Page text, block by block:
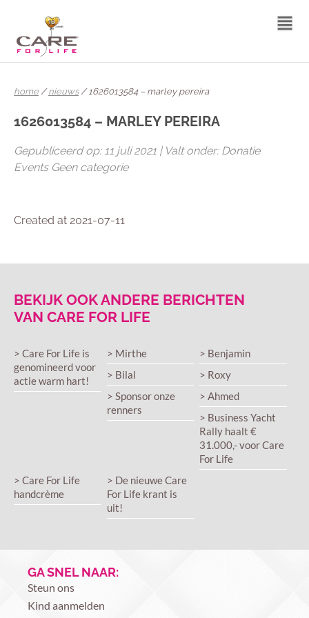
home /nieuws/ 1626013584 – marley pereira
1626013584 – MARLEY PEREIRA
Gepubliceerd op: 11 juli 2021 | Valt onder: Donatie
Events Geen categorie
Created at 2021-07-11
BEKIJK OOK ANDERE BERICHTEN
VAN CARE FOR LIFE
> Care For Life is
genomineerd voor
actie warm hart!
> Mirthe
> Benjamin
> Bilal
> Roxy
> Sponsor onze
renners
> Ahmed
> Business Yacht
Rally haalt €
31.000,- voor Care
For Life
> Care For Life
handcrème
> De nieuwe Care
For Life krant is
uit!
GA SNEL NAAR:
Steun ons
Kind aanmelden